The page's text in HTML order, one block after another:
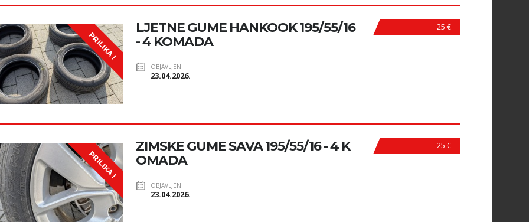
PRILIKA !
25 €
LJETNE GUME HANKOOK 195/55/16
- 4 KOMADA
OBJAVLJEN
23.04.2026.
PRILIKA !
25 €
ZIMSKE GUME SAVA 195/55/16 - 4 K
OMADA
OBJAVLJEN
23.04.2026.